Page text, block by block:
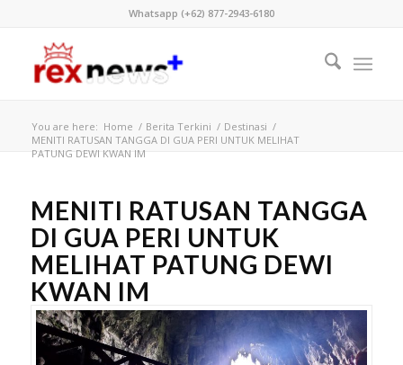
Whatsapp (+62) 877-2943-6180
You are here: Home / Berita Terkini / Destinasi /
MENITI RATUSAN TANGGA DI GUA PERI UNTUK MELIHAT
PATUNG DEWI KWAN IM
MENITI RATUSAN TANGGA
DI GUA PERI UNTUK
MELIHAT PATUNG DEWI
KWAN IM